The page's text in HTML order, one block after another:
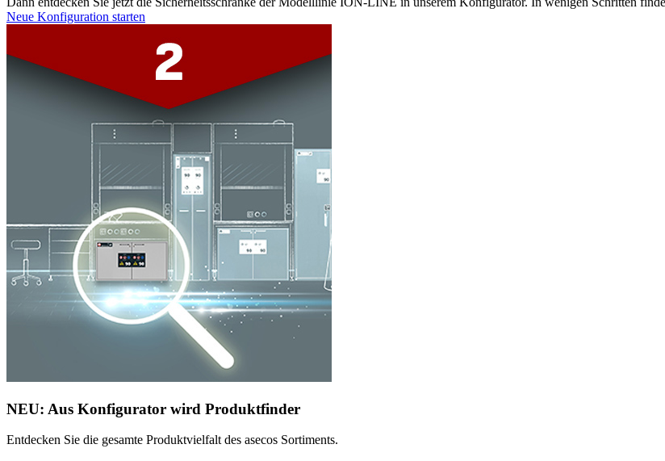
Neue Konfiguration starten
NEU: Aus Konfigurator wird Produktfinder
Entdecken Sie die gesamte Produktvielfalt des asecos Sortiments.